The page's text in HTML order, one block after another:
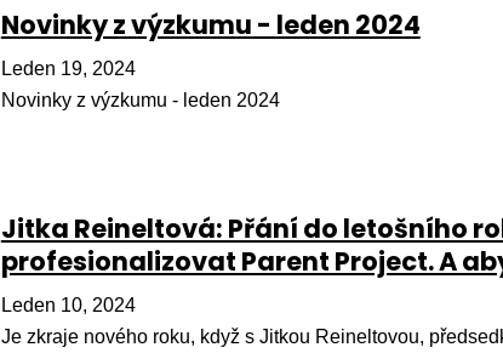
Novinky z výzkumu - leden 2024
Leden 19, 2024
Novinky z výzkumu - leden 2024
Jitka Reineltová: Přání do letošního
profesionalizovat Parent Project. A
Leden 10, 2024
Je zkraje nového roku, když s Jitkou Reineltovou,